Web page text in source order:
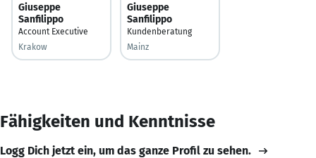
Giuseppe
Sanfilippo
Account Executive
Krakow
Giuseppe
Sanfilippo
Kundenberatung
Mainz
Fähigkeiten und Kenntnisse
Logg Dich jetzt ein, um das ganze Profil zu sehen.